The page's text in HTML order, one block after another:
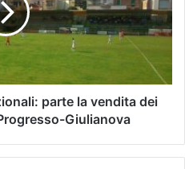
parte la vendita dei
Giulianova